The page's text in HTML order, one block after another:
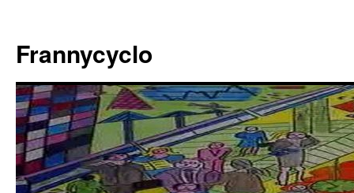
contenu
Frannycyclo